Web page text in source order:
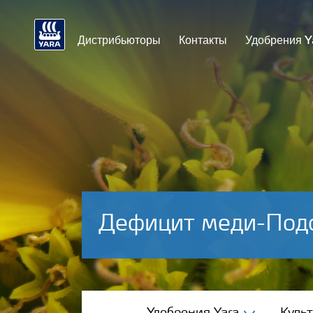
Дистрибьюторы Контакты Удобрения
Дефицит меди-
Удобрения Yara